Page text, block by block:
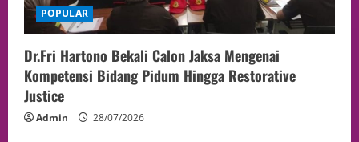
POPULAR
Dr.Fri Hartono Bekali Calon Jaksa Mengenai
Kompetensi Bidang Pidum Hingga Restorative
Justice
Admin 28/07/2026